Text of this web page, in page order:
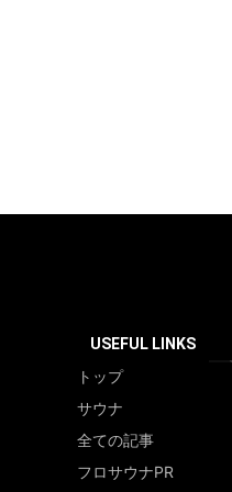
USEFUL LINKS
トップ
サウナ
全ての記事
フロサウナPR